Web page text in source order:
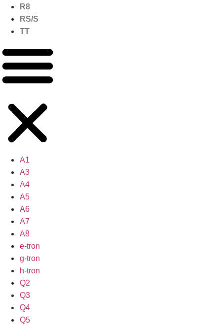
R8
RS/S
TT
A1
A3
A4
A5
A6
A7
A8
e-tron
g-tron
h-tron
Q2
Q3
Q4
Q5